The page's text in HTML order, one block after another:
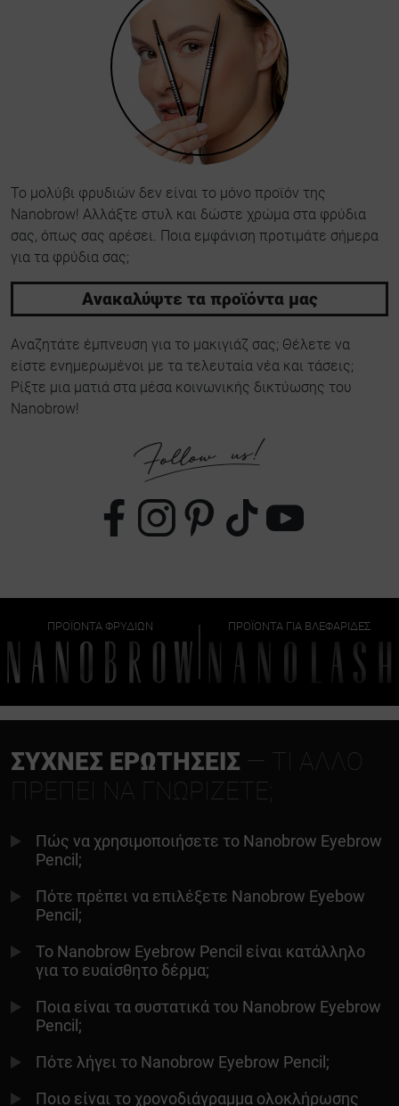
Το μολύβι φρυδιών δεν είναι το μόνο προϊόν της
Nanobrow! Αλλάξτε στυλ και δώστε χρώμα στα φρύδια
σας, όπως σας αρέσει. Ποια εμφάνιση προτιμάτε σήμερα
για τα φρύδια σας;
Ανακαλύψτε τα προϊόντα μας
Αναζητάτε έμπνευση για το μακιγιάζ σας; Θέλετε να
είστε ενημερωμένοι με τα τελευταία νέα και τάσεις;
Ρίξτε μια ματιά στα μέσα κοινωνικής δικτύωσης του
Nanobrow!
ΠΡΟΪΌΝΤΑ ΦΡΥΔΙΏΝ ΠΡΟΪΌΝΤΑ ΓΙΑ ΒΛΕΦΑΡΊΔΕΣ
ΣΥΧΝΈΣ ΕΡΩΤΉΣΕΙΣ — ΤΙ ΆΛΛΟ
ΠΡΈΠΕΙ ΝΑ ΓΝΩΡΊΖΕΤΕ;
Πώς να χρησιμοποιήσετε το Nanobrow Eyebrow
Pencil;
Πότε πρέπει να επιλέξετε Nanobrow Eyebow
Pencil;
Το Nanobrow Eyebrow Pencil είναι κατάλληλο
για το ευαίσθητο δέρμα;
Ποια είναι τα συστατικά του Nanobrow Eyebrow
Pencil;
Πότε λήγει το Nanobrow Eyebrow Pencil;
Ποιο είναι το χρονοδιάγραμμα ολοκλήρωσης